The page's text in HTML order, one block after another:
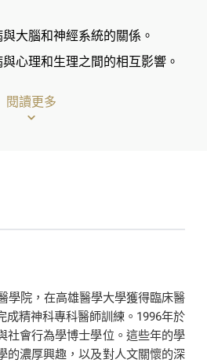
大腦和神經系統的關係。
與心理和生理之間的相互影響。
在於，不僅要能判斷自律神經失
透過這些症狀，可以與深藏於
從而進行適當的治療。
》結合中西醫心理治癒的理論與
成一門新的心理治療學派。身心
是複雜系統中的動態平衡。治
閱讀更多
學院，在高雄醫學大學獲得臨床醫
成精神科專科醫師訓練。1996年於
社會行為學博士學位。這些年的學
的濃厚興趣，以及對人文關懷的深